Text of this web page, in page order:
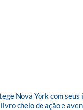
Nova York com
cheio de ação e